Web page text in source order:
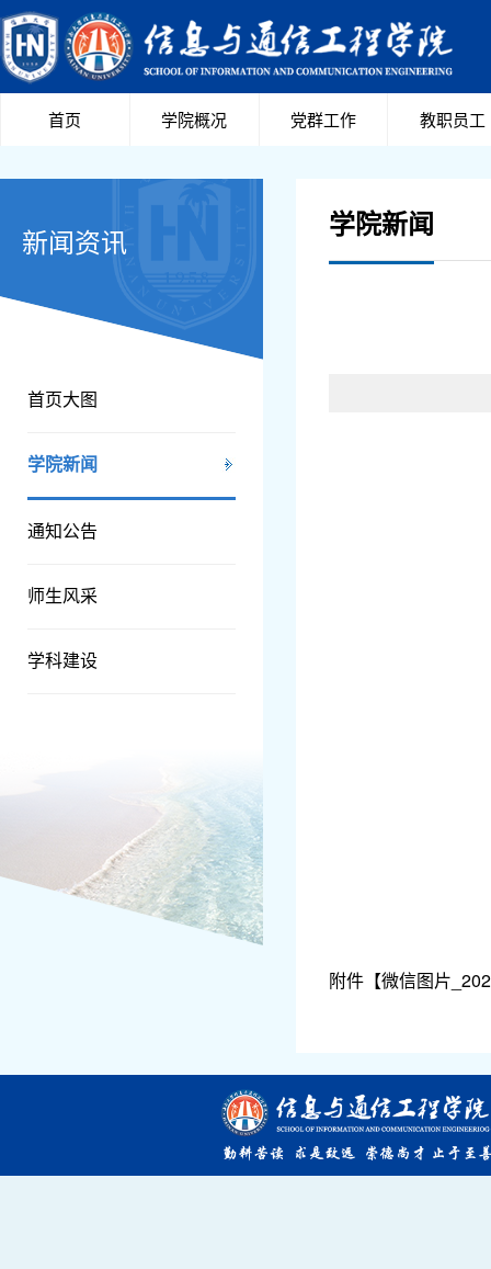
首页 学院概况 党群工作 教职员工
新闻资讯
首页大图
学院新闻
通知公告
师生风采
学科建设
学院新闻
附件【微信图片